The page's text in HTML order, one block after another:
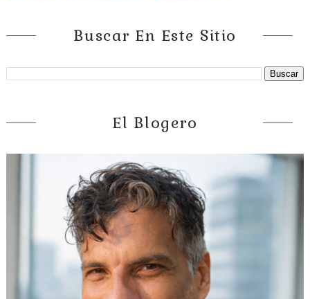
Buscar En Este Sitio
El Blogero